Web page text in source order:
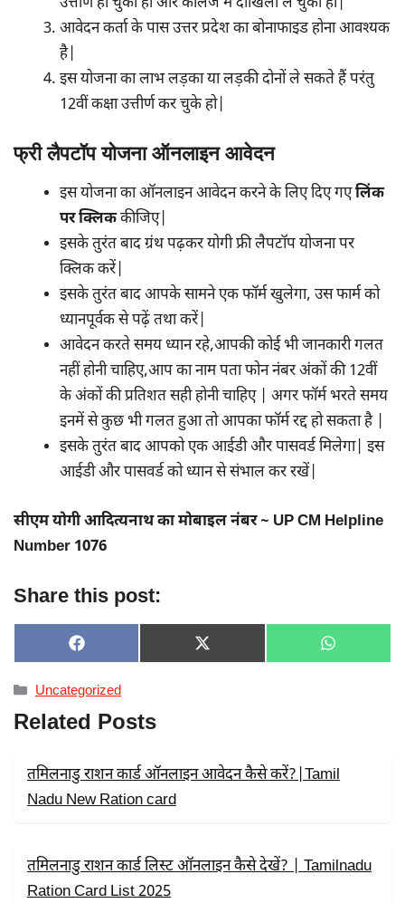
आवेदन कर्ता के पास उत्तर प्रदेश का बोनाफाइड होना आवश्यक
है|
इस योजना का लाभ लड़का या लड़की दोनों ले सकते हैं परंतु
12वीं कक्षा उत्तीर्ण कर चुके हो|
फ्री लैपटॉप योजना ऑनलाइन आवेदन
इस योजना का ऑनलाइन आवेदन करने के लिए दिए गएलिंक
पर क्लिककीजिए|
इसके तुरंत बाद ग्रंथ पढ़कर योगी फ्री लैपटॉप योजना पर
क्लिक करें|
इसके तुरंत बाद आपके सामने एक फॉर्म खुलेगा, उस फार्म को
ध्यानपूर्वक से पढ़ें तथा करें|
आवेदन करते समय ध्यान रहे,आपकी कोई भी जानकारी गलत
नहीं होनी चाहिए,आप का नाम पता फोन नंबर अंकों की 12वीं
के अंकों की प्रतिशत सही होनी चाहिए | अगर फॉर्म भरते समय
इनमें से कुछ भी गलत हुआ तो आपका फॉर्म रद्द हो सकता है |
इसके तुरंत बाद आपको एक आईडी और पासवर्ड मिलेगा| इस
आईडी और पासवर्ड को ध्यान से संभाल कर रखें|
सीएम योगी आदित्यनाथ का मोबाइल नंबर ~ UP CM Helpline
Number 1076
Share this post:
SHARE
ON
F
A
E
B
O
SHARE
ON
X
(
R
SHARE
ON
W
H
Categories
Uncategorized
Related Posts
तमिलनाडु राशन कार्ड ऑनलाइन आवेदन कैसे करें?|Tamil
Nadu New Ration card
तमिलनाडु राशन कार्ड लिस्ट ऑनलाइन कैसे देखें? | Tamilnadu
Ration Card List 2025